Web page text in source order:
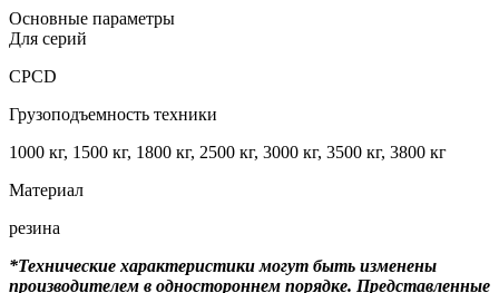
Основные параметры
Для серий
CPCD
Грузоподъемность техники
1000 кг, 1500 кг, 1800 кг, 2500 кг, 3000 кг, 3500 кг, 3800 кг
Материал
резина
*Технические характеристики могут быть изменены
производителем в одностороннем порядке. Представленные